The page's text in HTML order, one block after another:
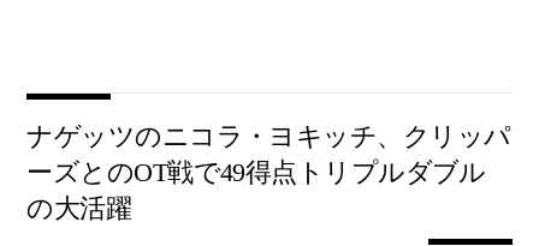
ナゲッツのニコラ・ヨキッチ、クリッパ
ーズとのOT戦で49得点トリプルダブル
の大活躍